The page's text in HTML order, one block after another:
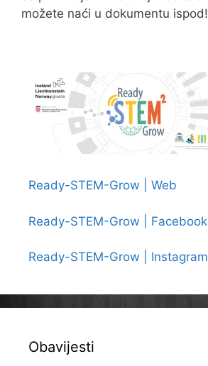
možete naći u dokumentu ispod!
Ready-STEM-Grow | Web
Ready-STEM-Grow | Facebook
Ready-STEM-Grow | Instagram
Obavijesti